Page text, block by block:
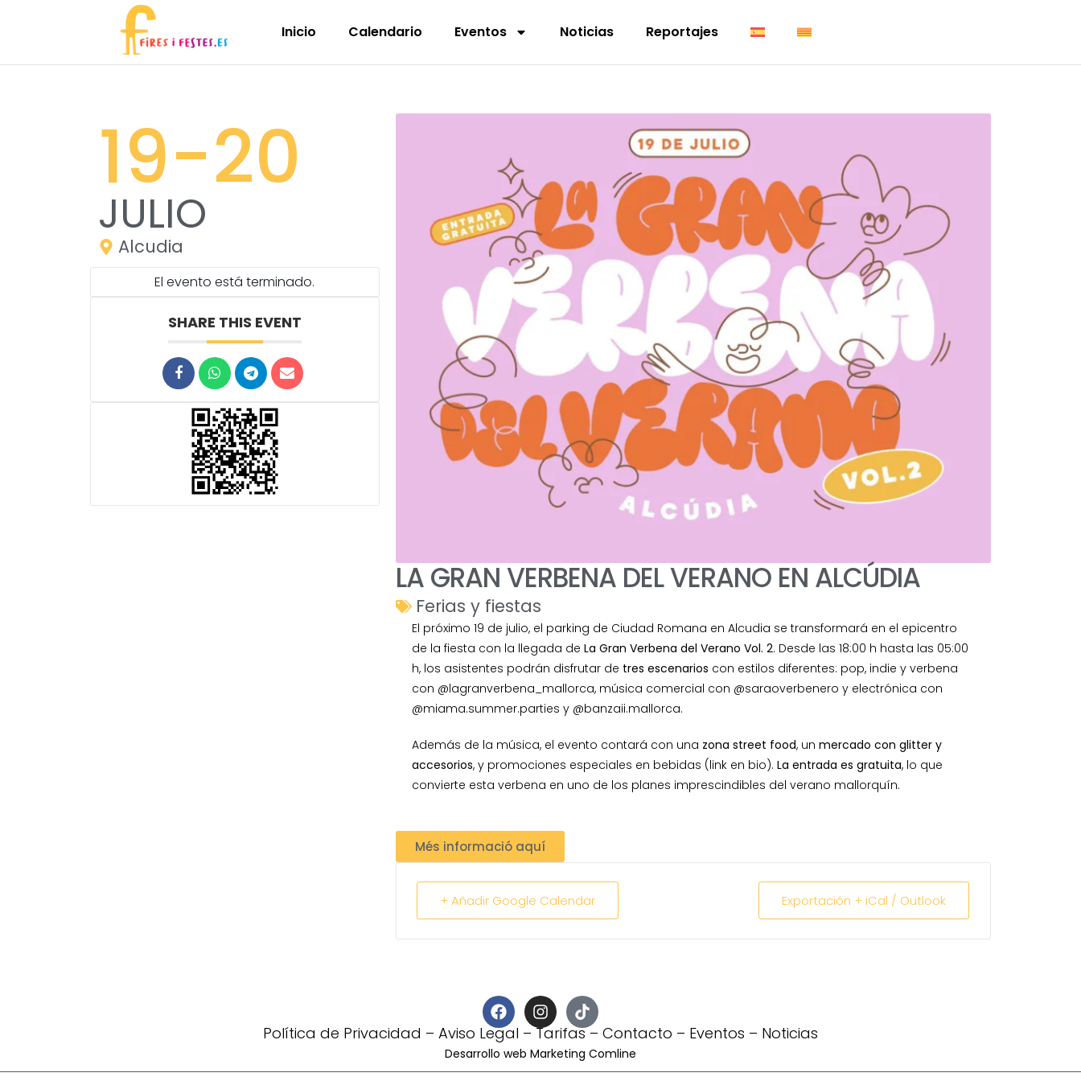
Inicio Calendario Eventos Noticias Reportajes
19-20
JULIO
Alcudia
El evento está terminado.
SHARE THIS EVENT
LA GRAN VERBENA DEL VERANO EN ALCÚDIA
Ferias y fiestas
El próximo 19 de julio, el parking de Ciudad Romana en Alcudia se transformará en el epicentro
de la fiesta con la llegada de La Gran Verbena del Verano Vol. 2. Desde las 18:00 h hasta las 05:00
h, los asistentes podrán disfrutar de tres escenarios con estilos diferentes: pop, indie y verbena
con @lagranverbena_mallorca, música comercial con @saraoverbenero y electrónica con
@miama.summer.parties y @banzaii.mallorca.
Además de la música, el evento contará con una zona street food, un mercado con glitter y
accesorios, y promociones especiales en bebidas (link en bio). La entrada es gratuita, lo que
convierte esta verbena en uno de los planes imprescindibles del verano mallorquín.
Més informació aquí
+ Añadir Google Calendar Exportación + iCal / Outlook
Política de Privacidad – Aviso Legal –Tarifas– Contacto – Eventos – Noticias
Desarrollo web Marketing Comline